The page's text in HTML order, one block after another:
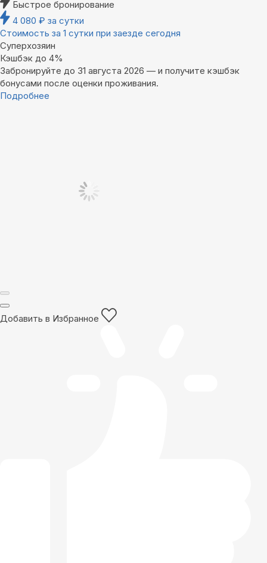
Быстрое бронирование
4 080 ₽ за сутки
Стоимость за 1 сутки при заезде сегодня
Суперхозяин
Кэшбэк до 4%
Забронируйте до 31 августа 2026 — и получите кэшбэк
бонусами после оценки проживания.
Подробнее
Добавить в Избранное